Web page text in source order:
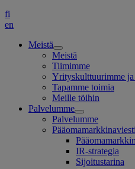
fi
en
Meistä
Meistä
Tiimimme
Yrityskulttuurimme ja
Tapamme toimia
Meille töihin
Palvelumme
Palvelumme
IR-strategia
Sijoitustarina